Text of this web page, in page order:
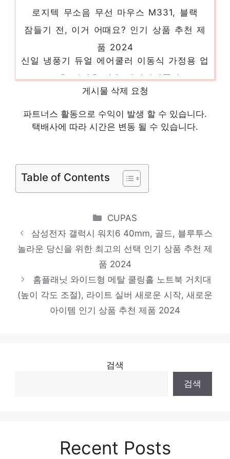
신일 냉풍기 듀얼 에어쿨러 이동식 가정용 업
소용 산업용 얼음 에어컨선풍기
스타일을 완성하는 마지막 조각 인기 상품 추
퓨리얼 직수형 정수기 PPA-100 + 필터세트
품 2024
삼성전자 싸이클론 진공 청소기, 바이탈리티
눈부신 스타일, 당신을 위해 인기 상품 추천
제품 2024
우드웰 스토리 서랍형 듀얼 모니터 받침대
MT-01, 메이플
제한된 시간, 무한한 가치 인기 상품 추천 제
품 2024
당신만의 특별한 아이템! 인기 상품 추천 제
게시물 삭제 요청
파트너스 활동으로 수익이 발생 할 수 있습니다.
택배사에 따라 시간은 변동 될 수 있습니다.
Table of Contents
Categories
CUPAS
삼성전자 갤럭시 워치6 40mm, 골드, 블루투스
놀라운 당신을 위한 최고의 선택 인기 상품 추천 제
품 2024
홈플래닛 와이드형 메탈 쿨링홀 노트북 거치대
(높이 각도 조절), 라이트 실버 새로운 시작, 새로운
아이템 인기 상품 추천 제품 2024
검색
검색
Recent Posts